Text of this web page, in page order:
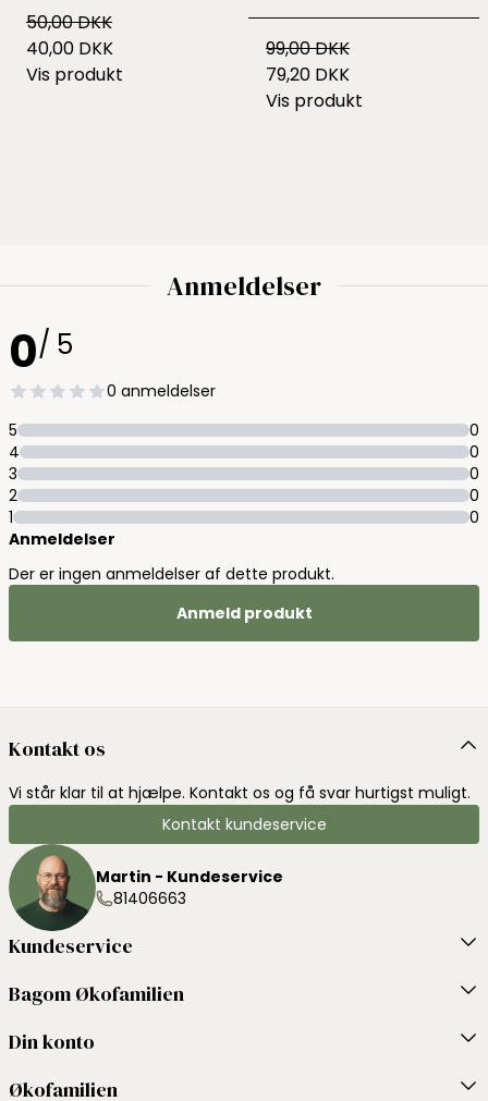
50,00 DKK
40,00 DKK
Vis produkt
99,00 DKK
79,20 DKK
Vis produkt
Anmeldelser
0/ 5
0 anmeldelser
5
0
4
0
3
0
2
0
1
0
Anmeldelser
Der er ingen anmeldelser af dette produkt.
Anmeld produkt
Kontakt os
Vi står klar til at hjælpe. Kontakt os og få svar hurtigst muligt.
Kontakt kundeservice
Martin - Kundeservice
81406663
Kundeservice
Bagom Økofamilien
Din konto
Økofamilien